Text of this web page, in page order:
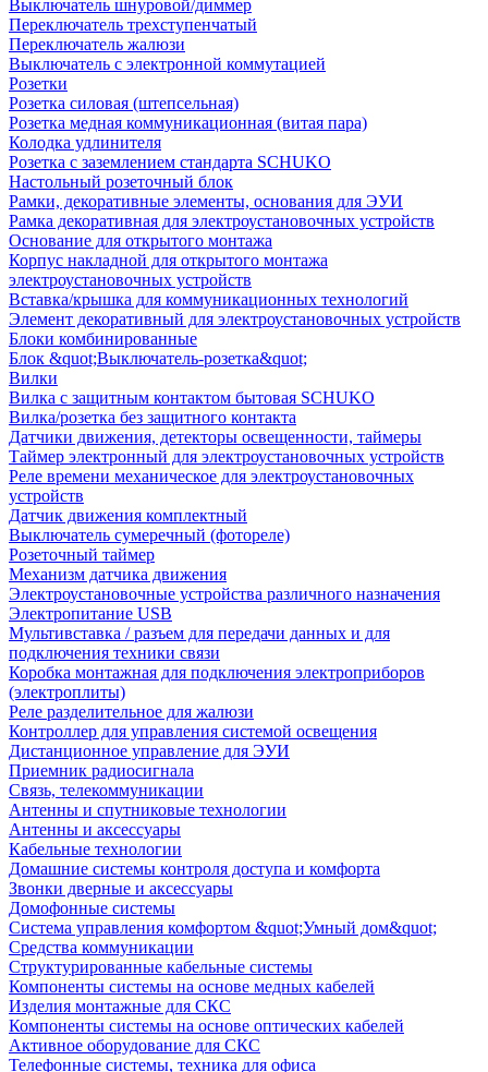
Выключатель шнуровой/диммер
Переключатель трехступенчатый
Переключатель жалюзи
Выключатель с электронной коммутацией
Розетки
Розетка силовая (штепсельная)
Розетка медная коммуникационная (витая пара)
Колодка удлинителя
Розетка с заземлением стандарта SCHUKO
Настольный розеточный блок
Рамки, декоративные элементы, основания для ЭУИ
Рамка декоративная для электроустановочных устройств
Основание для открытого монтажа
Корпус накладной для открытого монтажа
электроустановочных устройств
Вставка/крышка для коммуникационных технологий
Элемент декоративный для электроустановочных устройств
Блоки комбинированные
Блок &quot;Выключатель-розетка&quot;
Вилки
Вилка с защитным контактом бытовая SCHUKO
Вилка/розетка без защитного контакта
Датчики движения, детекторы освещенности, таймеры
Таймер электронный для электроустановочных устройств
Реле времени механическое для электроустановочных
устройств
Датчик движения комплектный
Выключатель сумеречный (фотореле)
Розеточный таймер
Механизм датчика движения
Электроустановочные устройства различного назначения
Электропитание USB
Мультивставка / разъем для передачи данных и для
подключения техники связи
Коробка монтажная для подключения электроприборов
(электроплиты)
Реле разделительное для жалюзи
Контроллер для управления системой освещения
Дистанционное управление для ЭУИ
Приемник радиосигнала
Связь, телекоммуникации
Антенны и спутниковые технологии
Антенны и аксессуары
Кабельные технологии
Домашние системы контроля доступа и комфорта
Звонки дверные и аксессуары
Домофонные системы
Система управления комфортом &quot;Умный дом&quot;
Средства коммуникации
Структурированные кабельные системы
Компоненты системы на основе медных кабелей
Изделия монтажные для СКС
Компоненты системы на основе оптических кабелей
Активное оборудование для СКС
Телефонные системы, техника для офиса